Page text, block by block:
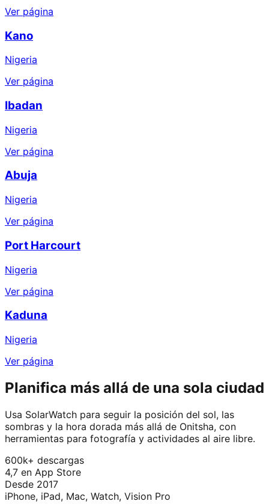
Ver página
Kano
Nigeria
Ver página
Ibadan
Nigeria
Ver página
Abuja
Nigeria
Ver página
Port Harcourt
Nigeria
Ver página
Kaduna
Nigeria
Ver página
Planifica más allá de una sola ciudad
Usa SolarWatch para seguir la posición del sol, las
sombras y la hora dorada más allá de Onitsha, con
herramientas para fotografía y actividades al aire libre.
600k+ descargas
4,7 en App Store
Desde 2017
iPhone, iPad, Mac, Watch, Vision Pro